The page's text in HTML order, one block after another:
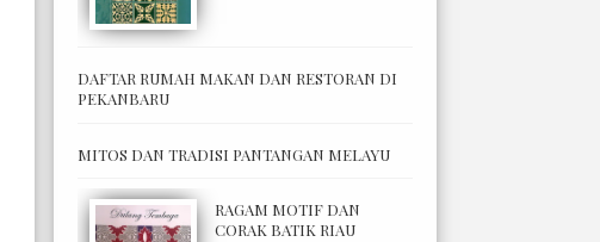
DAFTAR RUMAH MAKAN DAN RESTORAN DI
PEKANBARU
MITOS DAN TRADISI PANTANGAN MELAYU
RAGAM MOTIF DAN
CORAK BATIK RIAU